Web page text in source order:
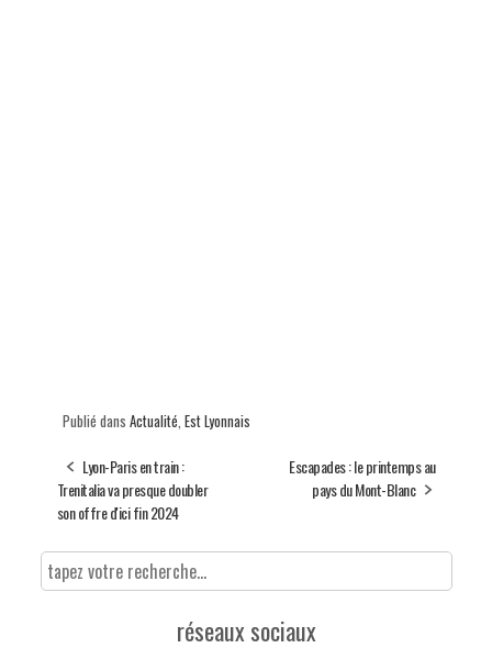
Publié dans Actualité, Est Lyonnais
Lyon-Paris en train :
Trenitalia va presque doubler
son offre d'ici fin 2024
Escapades : le printemps au
pays du Mont-Blanc
réseaux sociaux